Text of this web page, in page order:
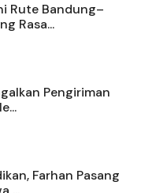
Rute Bandung–
Rasa...
Pengiriman
Farhan Pasang